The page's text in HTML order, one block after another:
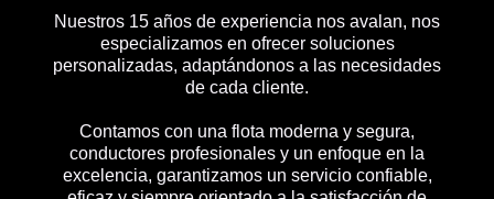
Nuestros 15 años de experiencia nos avalan, nos
especializamos en ofrecer soluciones
personalizadas, adaptándonos a las necesidades
de cada cliente.
Contamos con una flota moderna y segura,
conductores profesionales y un enfoque en la
excelencia, garantizamos un servicio confiable,